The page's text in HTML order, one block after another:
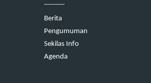
Berita
Pengumuman
Sekilas Info
Agenda